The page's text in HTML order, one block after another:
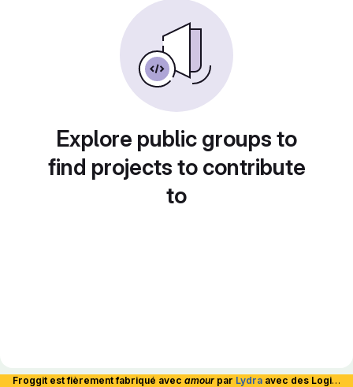
Explore public groups to
find projects to contribute
to
Froggit est fièrement fabriqué avec amour par Lydra avec des Logiciels Libres et hébergé en